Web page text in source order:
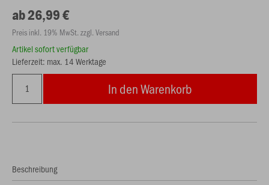
ab 26,99 €
Preis inkl. 19% MwSt. zzgl. Versand
Artikel sofort verfügbar
Lieferzeit: max. 14 Werktage
In den Warenkorb
Beschreibung